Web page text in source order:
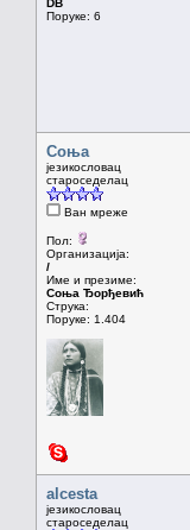
DB
Поруке: 6
Соња
језикословац
староседелац
Ван мреже
Пол:
Организација:
/
Име и презиме:
Соња Ђорђевић
Струка:
Поруке: 1.404
alcesta
језикословац
староседелац